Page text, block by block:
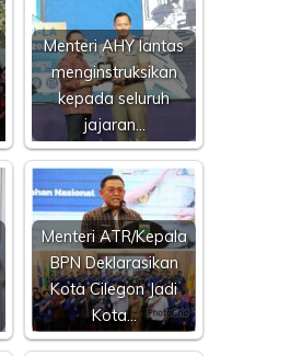
Menteri AHY lantas
menginstruksikan
kepada seluruh
jajaran…
Menteri ATR/Kepala
BPN Deklarasikan
Kota Cilegon Jadi
Kota…